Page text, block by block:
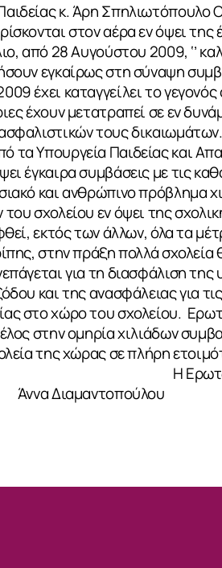
κ. Άρη Σπηλιωτόπουλο
στον αέρα εν όψει της
από 28 Αυγούστου 2009, ‘’
εγκαίρως στη σύναψη
έχει καταγγείλει το
έχουν μετατραπεί σε εν
τους
Υπουργεία Παιδείας και
έγκαιρα συμβάσεις με τις
και ανθρώπινο πρόβλημα
σχολείου εν όψει της
εκτός των άλλων, όλα τα
στην πράξη πολλά σχολεία
για τη διασφάλιση
και της ανασφάλειας για
στο χώρο του σχολείου.
στην ομηρία χιλιάδων
τα σχολεία της
Η Ερωτώσα